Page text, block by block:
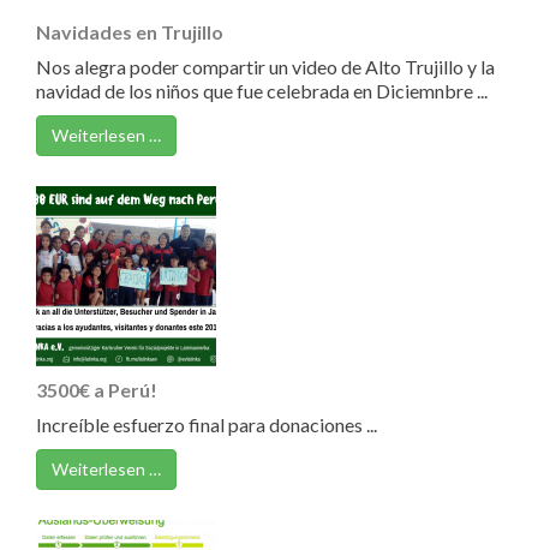
Navidades en Trujillo
Nos alegra poder compartir un video de Alto Trujillo y la
navidad de los niños que fue celebrada en Diciemnbre ...
Weiterlesen …
3500€ a Perú!
Increíble esfuerzo final para donaciones ...
Weiterlesen …